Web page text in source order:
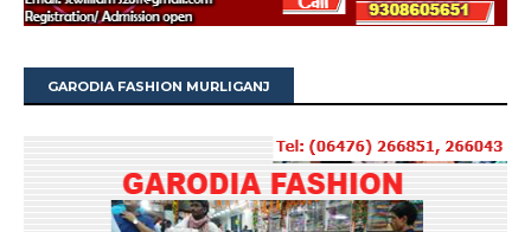
GARODIA FASHION MURLIGANJ